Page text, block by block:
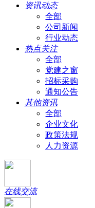
资讯动态
全部
公司新闻
行业动态
热点关注
全部
党建之窗
招标采购
通知公告
其他资讯
全部
企业文化
政策法规
人力资源
在线交流